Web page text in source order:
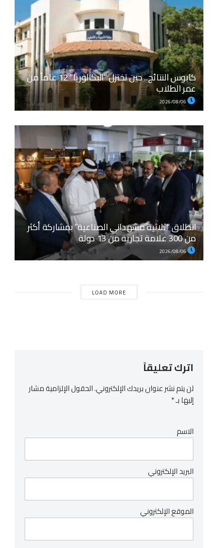
كابوس النتائج.. حين تختزل “البكالوريا” 12 عاماً من
عمر الطلاب
انطلاق “ثلاثية مشهداني الصناعية” بمشاركة أكثر
من 300 علامة تجارية من 13 دولة
2026/08/06
LOAD MORE
اترك تعليقاً
لن يتم نشر عنوان بريدك الإلكتروني.الحقول الإلزامية مشار
إليها بـ*
الاسم
البريد الإلكتروني
الموقع الإلكتروني